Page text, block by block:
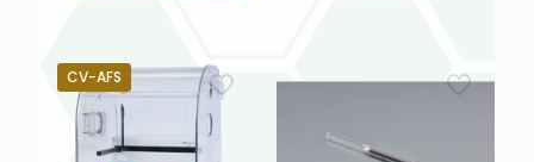
CV-AFS